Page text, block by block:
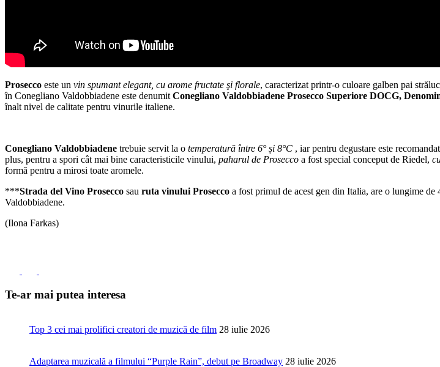
Prosecco este un vin spumant elegant, cu arome fructate şi florale, caracterizat printr-o culoare galben pai
în Conegliano Valdobbiadene este denumitConegliano Valdobbiadene Prosecco Superiore DOCG,
înalt nivel de calitate pentru vinurile italiene.
Conegliano Valdobbiadene trebuie servit la o temperatură între 6° și 8°C , iar pentru degustare este
plus, pentru a spori cât mai bine caracteristicile vinului, paharul de Prosecco a fost special conceput de Riedel,
formă pentru a mirosi toate aromele.
***Strada del Vino Prosecco sau ruta vinului Prosecco a fost primul de acest gen din Italia, are o lungime
Valdobbiadene.
(Ilona Farkas)
Te-ar mai putea interesa
Top 3 cei mai prolifici creatori de muzică de film 28 iulie 2026
Adaptarea muzicală a filmului “Purple Rain”, debut pe Broadway 28 iulie 2026